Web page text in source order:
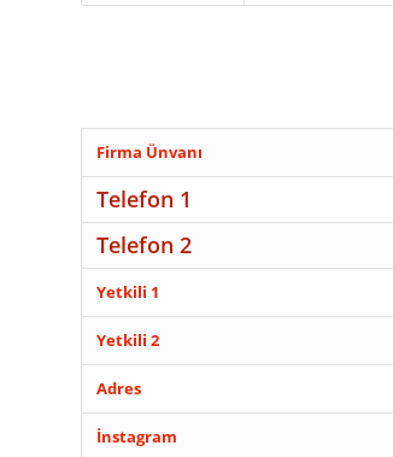
Firma Ünvanı
Telefon 1
Telefon 2
Yetkili 1
Yetkili 2
Adres
İnstagram